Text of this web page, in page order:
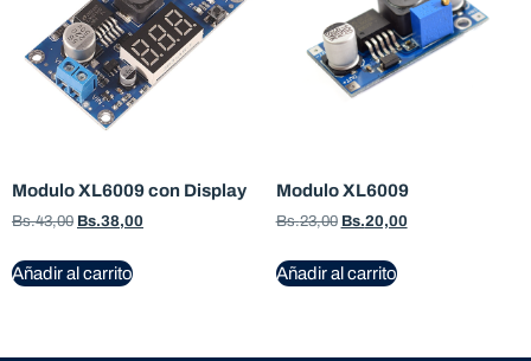
Modulo XL6009 con Display
Bs.43,00 Bs.38,00
Añadir al carrito
Modulo XL6009
Bs.23,00 Bs.20,00
Añadir al carrito